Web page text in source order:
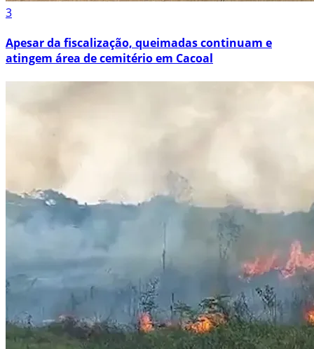
3
Apesar da fiscalização, queimadas continuam e
atingem área de cemitério em Cacoal